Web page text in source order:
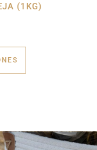
(1KG)